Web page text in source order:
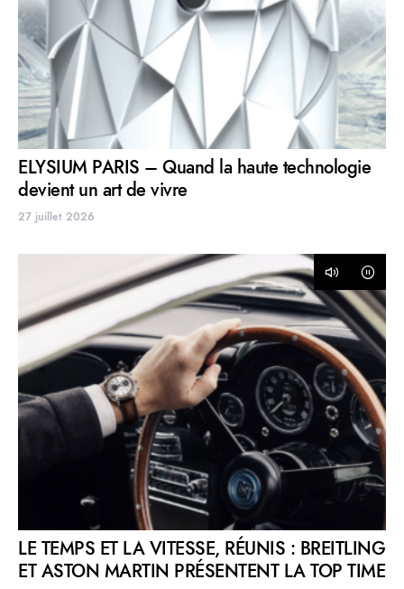
ELYSIUM PARIS – Quand la haute technologie
devient un art de vivre
27 juillet 2026
LE TEMPS ET LA VITESSE, RÉUNIS : BREITLING
ET ASTON MARTIN PRÉSENTENT LA TOP TIME